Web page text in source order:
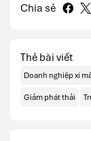
Chia sẻ
Thẻ bài viết
Doanh nghiệp xi
Giảm phát thải